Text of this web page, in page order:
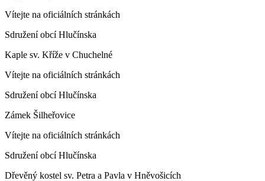
Vítejte na oficiálních stránkách
Sdružení obcí Hlučínska
Kaple sv. Kříže v Chuchelné
Vítejte na oficiálních stránkách
Sdružení obcí Hlučínska
Zámek Šilheřovice
Vítejte na oficiálních stránkách
Sdružení obcí Hlučínska
Dřevěný kostel sv. Petra a Pavla v Hněvošicích